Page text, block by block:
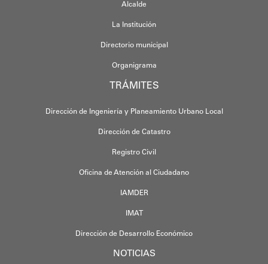
Alcalde
La Institución
Directorio municipal
Organigrama
TRÁMITES
Dirección de Ingeniería y Planeamiento Urbano Local
Dirección de Catastro
Registro Civil
Oficina de Atención al Ciudadano
IAMDER
IMAT
Dirección de Desarrollo Económico
NOTICIAS